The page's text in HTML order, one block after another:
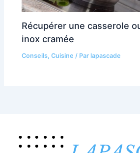
Récupérer une casserole
inox cramée
Conseils,Cuisine / Par lapascade